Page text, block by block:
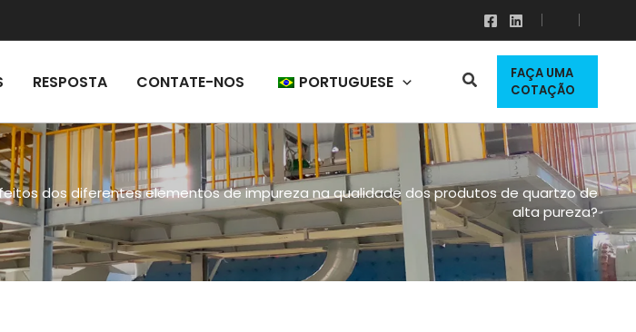
RESPOSTA CONTATE-NOS PORTUGUESE
FAÇA UMA
COTAÇÃO
dos diferentes elementos de impureza na qualidade dos produtos de quartzo de
alta pureza?